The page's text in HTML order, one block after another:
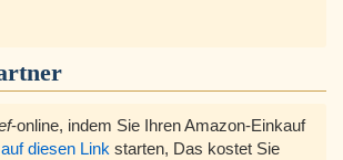
-online, indem Sie Ihren Amazon-Einkauf
diesen Link starten, Das kostet Sie